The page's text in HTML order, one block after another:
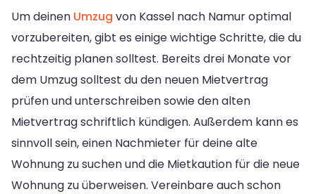
Um deinen Umzug von Kassel nach Namur optimal
vorzubereiten, gibt es einige wichtige Schritte, die du
rechtzeitig planen solltest. Bereits drei Monate vor
dem Umzug solltest du den neuen Mietvertrag
prüfen und unterschreiben sowie den alten
Mietvertrag schriftlich kündigen. Außerdem kann es
sinnvoll sein, einen Nachmieter für deine alte
Wohnung zu suchen und die Mietkaution für die neue
Wohnung zu überweisen. Vereinbare auch schon